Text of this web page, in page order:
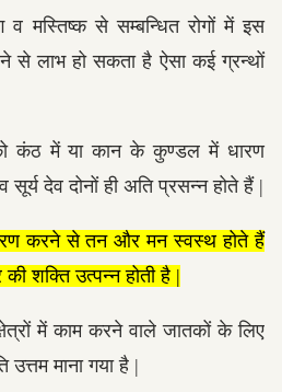
व मस्तिष्क से सम्बन्धित रोगों में इस
से लाभ हो सकता है ऐसा कई ग्रन्थों
को कंठ में या कान के कुण्डल में धारण
देव दोनों ही अति प्रसन्न होते हैं |
करने से तन और मन स्वस्थ होते हैं
शक्ति उत्पन्न होती है |
में काम करने वाले जातकों के लिए
उत्तम माना गया है |